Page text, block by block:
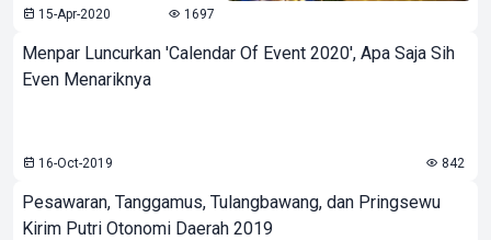
15-Apr-2020 1697
Menpar Luncurkan 'Calendar Of Event 2020', Apa Saja Sih
Even Menariknya
16-Oct-2019 842
Pesawaran, Tanggamus, Tulangbawang, dan Pringsewu
Kirim Putri Otonomi Daerah 2019